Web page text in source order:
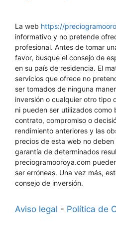
La web https://
informativo y no pretende
profesional. Antes de tomar
favor, busque el consejo de
en su país de residencia. El
servicios que ofrece no
ser tomados de ninguna
inversión o cualquier otro tipo
ni pueden ser utilizados
contrato, compromiso o
rendimiento anteriores y las
precios de esta web no
garantía de determinados
preciogramooroya.com
ser erróneas. Una vez más,
consejo de inversión.
Aviso legal - Política de